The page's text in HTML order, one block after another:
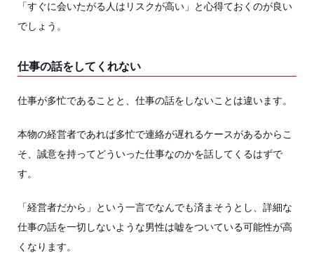
「すぐに会いたがる人はリスクが高い」と心得ておくのが良い
でしょう。
仕事の話をしてくれない
仕事が多忙であることと、仕事の話をしないことは違います。
本物の経営者であれば多忙で連絡が遅れるケースがあるからこ
そ、誠意を持ってどういった仕事なのかを話してくるはずで
す。
「経営者だから」という一言でなんでも済まそうとし、詳細な
仕事の話を一切しないような男性は嘘をついている可能性が高
くなります。